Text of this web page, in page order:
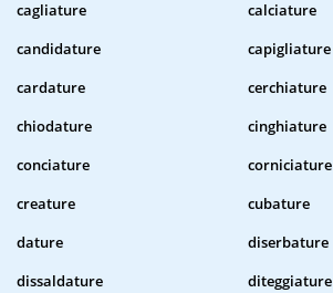
cagliature
calciature
candidature
capigliature
cardature
cerchiature
chiodature
cinghiature
conciature
corniciature
creature
cubature
dature
diserbature
dissaldature
diteggiature